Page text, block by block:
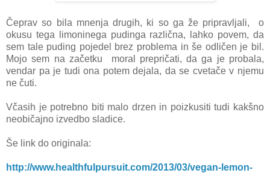
Čeprav so bila mnenja drugih, ki so ga že pripravljali, o
okusu tega limoninega pudinga različna, lahko povem, da
sem tale puding pojedel brez problema in še odličen je bil.
Mojo sem na začetku moral prepričati, da ga je probala,
vendar pa je tudi ona potem dejala, da se cvetače v njemu
ne čuti.
Včasih je potrebno biti malo drzen in poizkusiti tudi kakšno
neobičajno izvedbo sladice.
Še link do originala:
http://www.healthfulpursuit.com/2013/03/vegan-lemon-